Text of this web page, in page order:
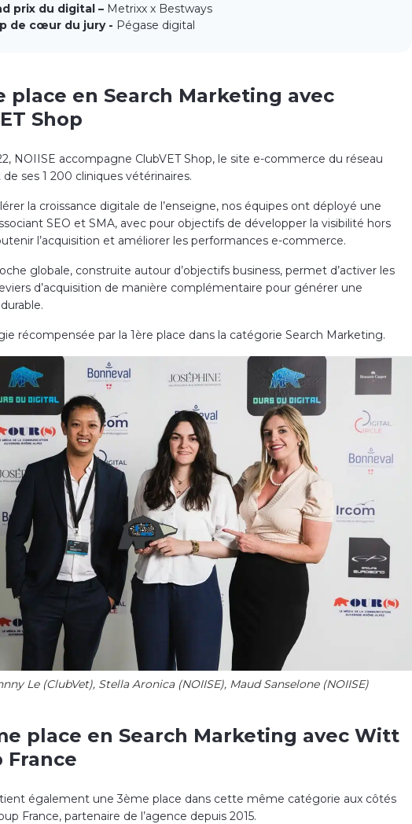
prix du digital – Metrixx x Bestways
de cœur du jury - Pégase digital
place en Search Marketing avec
Shop
NOIISE accompagne ClubVET Shop, le site e-commerce du réseau
de ses 1 200 cliniques vétérinaires.
la croissance digitale de l’enseigne, nos équipes ont déployé une
SEO et SMA, avec pour objectifs de développer la visibilité hors
l’acquisition et améliorer les performances e-commerce.
globale, construite autour d’objectifs business, permet d’activer les
d’acquisition de manière complémentaire pour générer une
récompensée par la 1ère place dans la catégorie Search Marketing.
Le (ClubVet), Stella Aronica (NOIISE), Maud Sanselone (NOIISE)
place en Search Marketing avec Witt
France
également une 3ème place dans cette même catégorie aux côtés
France, partenaire de l’agence depuis 2015.